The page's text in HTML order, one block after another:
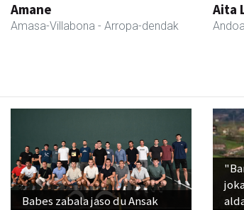
Amane
Amasa-Villabona - Arropa-dendak
Aita
Babes zabala jaso du Ansak